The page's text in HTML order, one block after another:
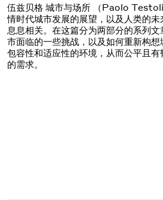
伍兹贝格 城市与场所 （Paolo
情时代城市发展的展望，以及人类的
息息相关。在这篇分为两部分的系列
市面临的一些挑战，以及如何重新构
包容性和适应性的环境，从而公平且
的需求。